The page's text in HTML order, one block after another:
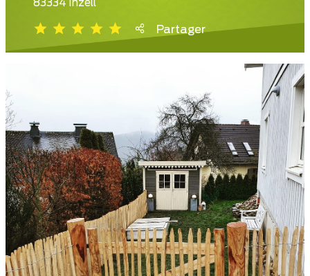
83334 Inzell
Partager